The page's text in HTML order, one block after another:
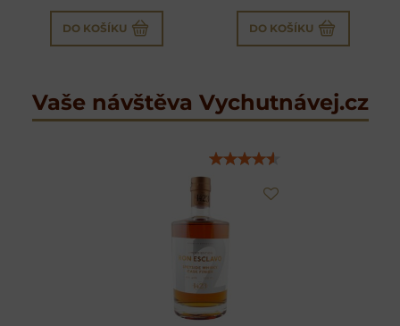
DO KOŠÍKU DO KOŠÍKU
Vaše návštěva Vychutnávej.cz